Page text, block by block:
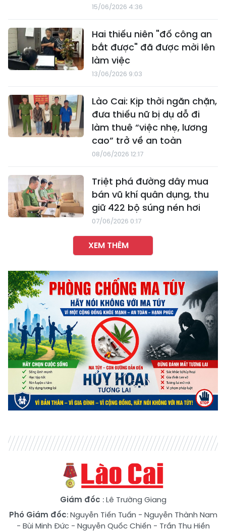
15/06/2026 4:36
Hai thiếu niên "đố công an
bắt được" đã được mời lên
làm việc
13/06/2026 9:03
Lào Cai: Kịp thời ngăn chặn,
đưa thiếu nữ bị dụ dỗ đi
làm thuê “việc nhẹ, lương
cao” trở về an toàn
08/06/2026 12:17
Triệt phá đường dây mua
bán vũ khí quân dụng, thu
giữ 422 bộ súng nén hơi
07/06/2026 0:17
XEM THÊM
Giám đốc : Lê Trường Giang
Phó Giám đốc:Nguyễn Tiến Tuấn - Nguyễn Thành Nam
- Bùi Minh Đức- Nguyễn Quốc Chiến - Trần Thu Hiền